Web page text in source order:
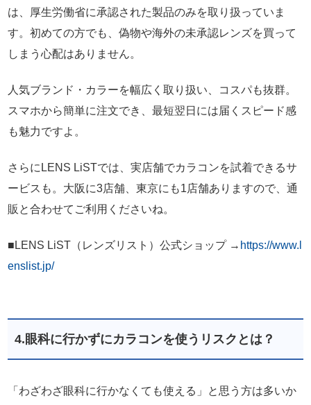
は、厚生労働省に承認された製品のみを取り扱っていま
す。初めての方でも、偽物や海外の未承認レンズを買って
しまう心配はありません。
人気ブランド・カラーを幅広く取り扱い、コスパも抜群。
スマホから簡単に注文でき、最短翌日には届くスピード感
も魅力ですよ。
さらにLENS LiSTでは、実店舗でカラコンを試着できるサ
ービスも。大阪に3店舗、東京にも1店舗ありますので、通
販と合わせてご利用くださいね。
■LENS LiST（レンズリスト）公式ショップ → https://www.l
enslist.jp/
4.眼科に行かずにカラコンを使うリスクとは？
「わざわざ眼科に行かなくても使える」と思う方は多いか